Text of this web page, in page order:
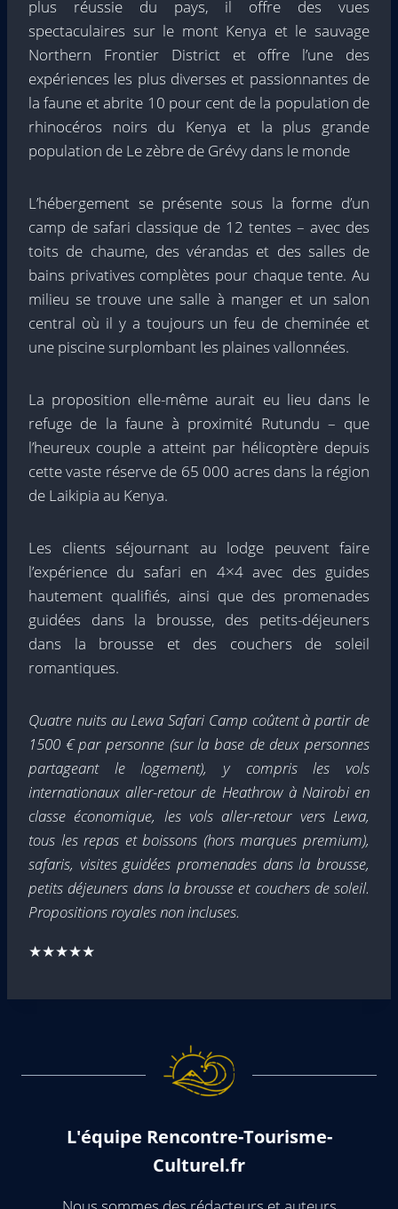
plus réussie du pays, il offre des vues
spectaculaires sur le mont Kenya et le sauvage
Northern Frontier District et offre l’une des
expériences les plus diverses et passionnantes de
la faune et abrite 10 pour cent de la population de
rhinocéros noirs du Kenya et la plus grande
population de Le zèbre de Grévy dans le monde
L’hébergement se présente sous la forme d’un
camp de safari classique de 12 tentes – avec des
toits de chaume, des vérandas et des salles de
bains privatives complètes pour chaque tente. Au
milieu se trouve une salle à manger et un salon
central où il y a toujours un feu de cheminée et
une piscine surplombant les plaines vallonnées.
La proposition elle-même aurait eu lieu dans le
refuge de la faune à proximité Rutundu – que
l’heureux couple a atteint par hélicoptère depuis
cette vaste réserve de 65 000 acres dans la région
de Laikipia au Kenya.
Les clients séjournant au lodge peuvent faire
l’expérience du safari en 4×4 avec des guides
hautement qualifiés, ainsi que des promenades
guidées dans la brousse, des petits-déjeuners
dans la brousse et des couchers de soleil
romantiques.
Quatre nuits au Lewa Safari Camp coûtent à partir de
1500 € par personne (sur la base de deux personnes
partageant le logement), y compris les vols
internationaux aller-retour de Heathrow à Nairobi en
classe économique, les vols aller-retour vers Lewa,
tous les repas et boissons (hors marques premium),
safaris, visites guidées promenades dans la brousse,
petits déjeuners dans la brousse et couchers de soleil.
Propositions royales non incluses.
★★★★★
L'équipe Rencontre-Tourisme-
Culturel.fr